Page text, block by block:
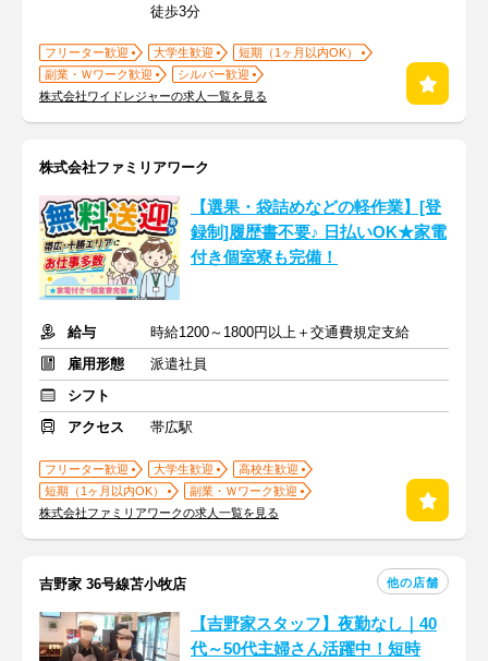
徒歩3分
フリーター歓迎 大学生歓迎
短期（1ヶ月以内OK）
副業・Ｗワーク歓迎
シルバー歓迎
株式会社ワイドレジャーの求人一覧を見る
株式会社ファミリアワーク
【選果・袋詰めなどの軽作業】[登
録制]履歴書不要♪ 日払いOK★家電
付き個室寮も完備！
給与
時給1200～1800円以上＋交通費規定支給
雇用形態
派遣社員
シフト
アクセス
帯広駅
フリーター歓迎 大学生歓迎
高校生歓迎
短期（1ヶ月以内OK）
副業・Ｗワーク歓迎
株式会社ファミリアワークの求人一覧を見る
吉野家 36号線苫小牧店 他の店舗
【吉野家スタッフ】夜勤なし｜40
代～50代主婦さん活躍中！短時